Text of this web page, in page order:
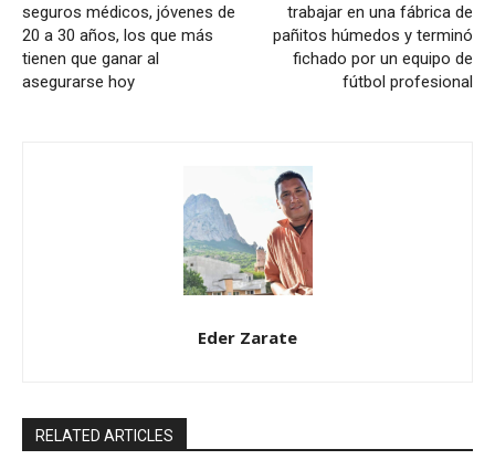
seguros médicos, jóvenes de
20 a 30 años, los que más
tienen que ganar al
asegurarse hoy
trabajar en una fábrica de
pañitos húmedos y terminó
fichado por un equipo de
fútbol profesional
Eder Zarate
RELATED ARTICLES